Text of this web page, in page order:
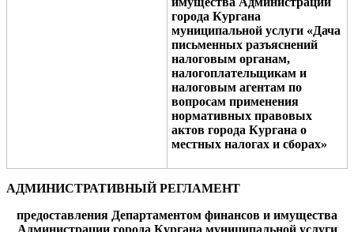
города Кургана
муниципальной услуги «Дача
письменных разъяснений
налоговым органам,
налогоплательщикам и
налоговым агентам по
вопросам применения
нормативных правовых
актов города Кургана о
местных налогах и сборах»
АДМИНИСТРАТИВНЫЙ РЕГЛАМЕНТ
предоставления Департаментом финансов и имущества
Администрации города Кургана муниципальной услуги